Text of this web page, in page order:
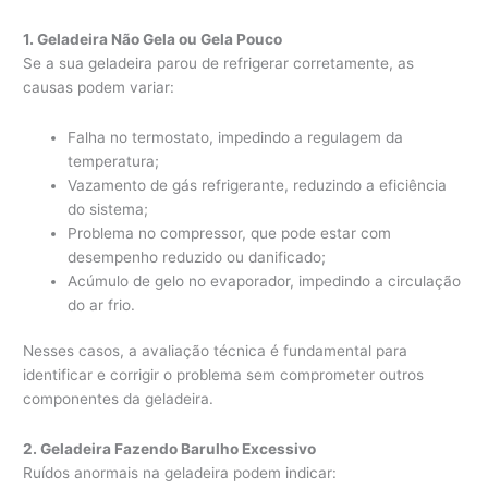
1. Geladeira Não Gela ou Gela Pouco
Se a sua geladeira parou de refrigerar corretamente, as
causas podem variar:
Falha no termostato, impedindo a regulagem da
temperatura;
Vazamento de gás refrigerante, reduzindo a eficiência
do sistema;
Problema no compressor, que pode estar com
desempenho reduzido ou danificado;
Acúmulo de gelo no evaporador, impedindo a circulação
do ar frio.
Nesses casos, a avaliação técnica é fundamental para
identificar e corrigir o problema sem comprometer outros
componentes da geladeira.
2. Geladeira Fazendo Barulho Excessivo
Ruídos anormais na geladeira podem indicar: